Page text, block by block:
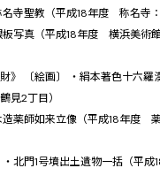
名寺聖教（平成18年度 称名寺
板写真（平成18年度 横浜美術
財》 〔絵画〕 ・絹本著色十六
見2丁目）
造薬師如来立像（平成18年度
・北門1号墳出土遺物一括（平